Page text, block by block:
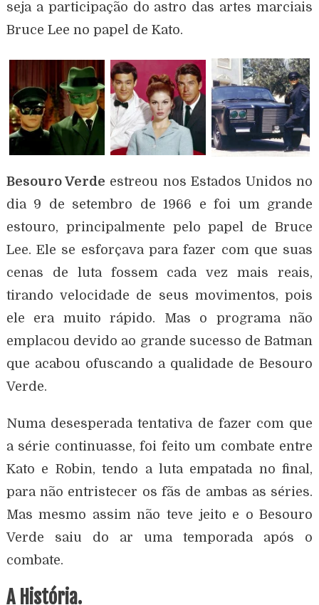
seja a participação do astro das artes marciais
Bruce Lee no papel de Kato.
Besouro Verde estreou nos Estados Unidos no
dia 9 de setembro de 1966 e foi um grande
estouro, principalmente pelo papel de Bruce
Lee. Ele se esforçava para fazer com que suas
cenas de luta fossem cada vez mais reais,
tirando velocidade de seus movimentos, pois
ele era muito rápido. Mas o programa não
emplacou devido ao grande sucesso de Batman
que acabou ofuscando a qualidade de Besouro
Verde.
Numa desesperada tentativa de fazer com que
a série continuasse, foi feito um combate entre
Kato e Robin, tendo a luta empatada no final,
para não entristecer os fãs de ambas as séries.
Mas mesmo assim não teve jeito e o Besouro
Verde saiu do ar uma temporada após o
combate.
A História.